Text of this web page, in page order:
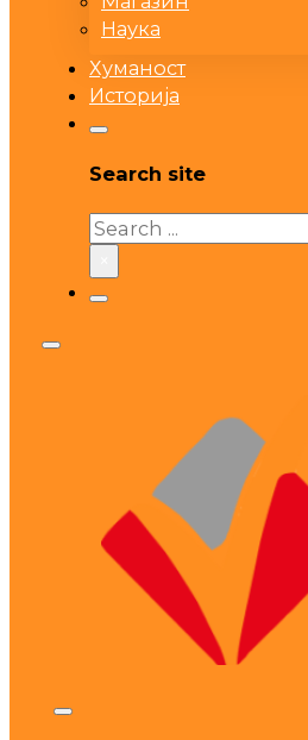
Наука
Хуманост
Историја
Search site
Search